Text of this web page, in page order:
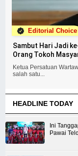
Editorial Choice
Sambut Hari Jadi
Orang Tokoh
Ketua Persatuan
salah satu...
HEADLINE TODAY
Ini
Pawai